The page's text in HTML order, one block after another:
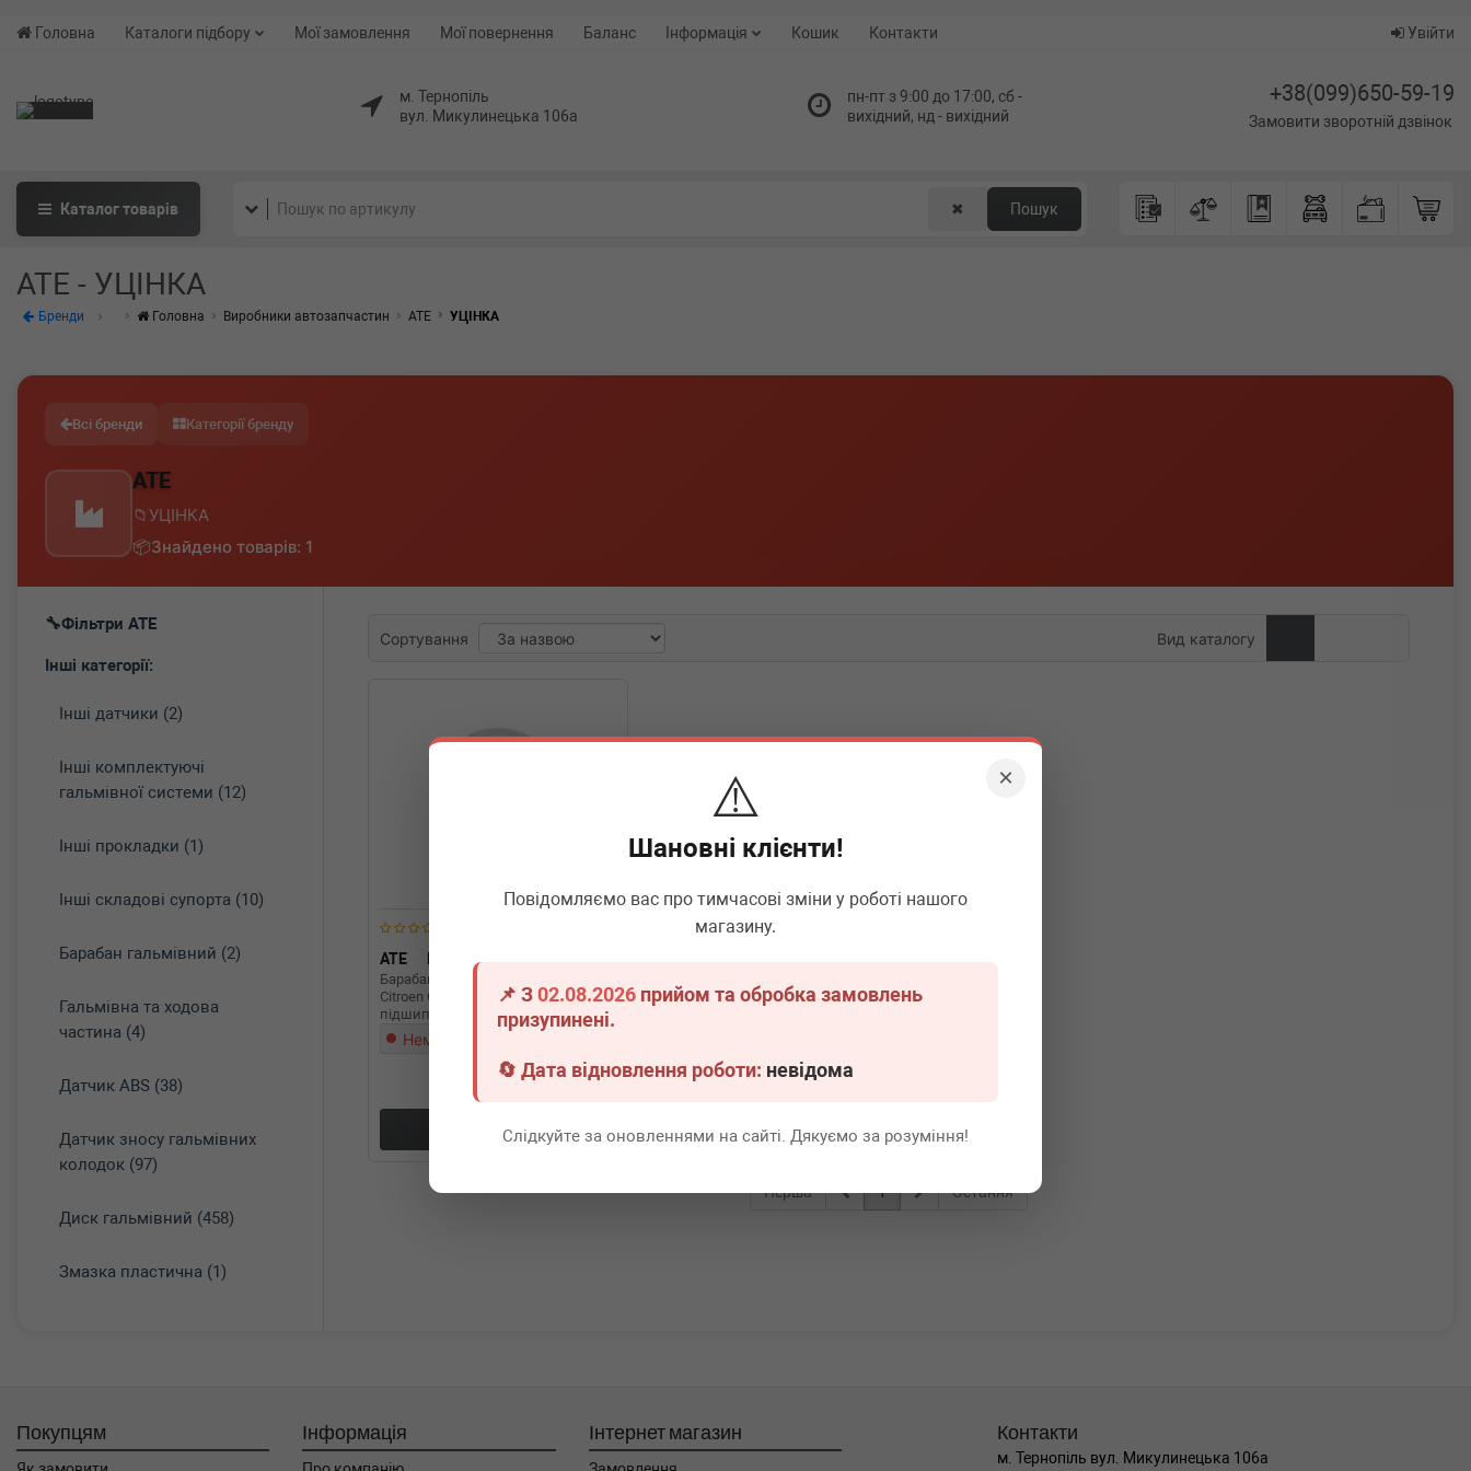
×
⚠️
Шановні клієнти!
Повідомляємо вас про тимчасові зміни у роботі нашого
магазину.
📌 З02.08.2026 прийом та обробка замовлень
призупинені.
🔄 Дата відновлення роботи: невідома
Слідкуйте за оновленнями на сайті. Дякуємо за розуміння!
Головна Каталоги підбору Мої замовлення Мої повернення Баланс Інформація Кошик Контакти Увійти
м. Тернопіль
вул. Микулинецька 106а
пн-пт з 9:00 до 17:00, сб -
вихідний, нд - вихідний
+38(099)650-59-19
Замовити зворотній дзвінок
Каталогтоварів ✖ Пошук
ATE - УЦІНКА
Бренди Головна Виробники автозапчастин ATE УЦІНКА
Всі бренди Категорії бренду
ATE
УЦІНКА
Знайдено товарів: 1
Фільтри ATE
Інші категорії:
Інші датчики (2)
Інші комплектуючі
гальмівної системи (12)
Інші прокладки (1)
Інші складові супорта (10)
Барабан гальмівний (2)
Гальмівна та ходова
частина (4)
Датчик ABS (38)
Датчик зносу гальмівних
колодок (97)
Диск гальмівний (458)
Змазка пластична (1)
Сортування Вид каталогу
ATE DSC_24.0220-3729.2
Барабан гальмівний (задній)
Citroen C2/C3/Peugeot 206 02- (з
підшипником)(без
комплектуючих)
Немає в наявності
Всі ціни
Докладніше
Перша 1 Остання
Покупцям Інформація Інтернет магазин Контакти
м. Тернопіль вул. Микулинецька 106а